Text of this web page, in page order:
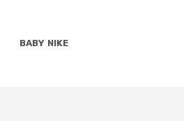
BABY NIKE